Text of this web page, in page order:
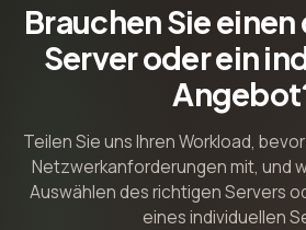
Brauchen Sie
Server oder ein
Teilen Sie uns Ihren Workload,
Netzwerkanforderungen mit, und
Auswählen des richtigen Servers
eines individuellen